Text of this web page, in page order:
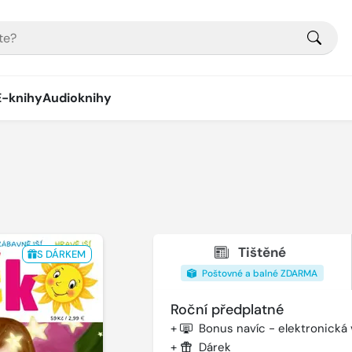
knihyAudioknihy
S DÁRKEM Tištěné
Poštovné a balné ZDARMA
Roční předplatné
+ Bonus navíc - elektronická
+ Dárek